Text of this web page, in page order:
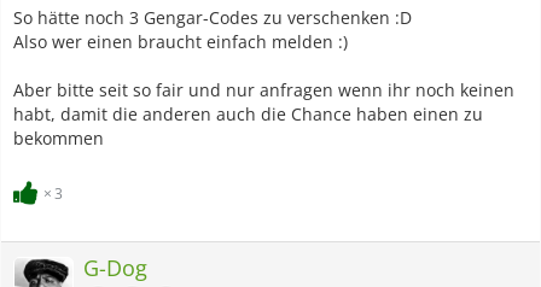
So hätte noch 3 Gengar-Codes zu verschenken :D
Also wer einen braucht einfach melden :)
Aber bitte seit so fair und nur anfragen wenn ihr noch keinen
habt, damit die anderen auch die Chance haben einen zu
bekommen
3
G-Dog